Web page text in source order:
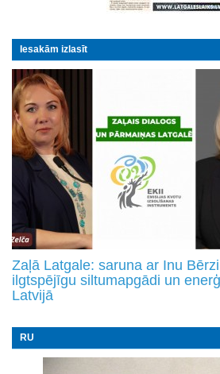
Iesakām izlasīt
Zaļā Latgale: saruna ar Inu
ilgtspējīgu siltumapgādi un
Latvijā
RU